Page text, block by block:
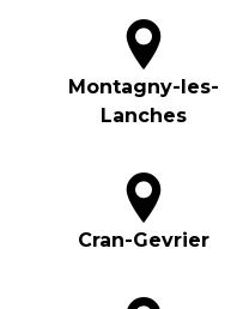
Montagny-les-
Lanches
Cran-Gevrier